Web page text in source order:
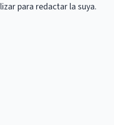
para redactar la suya.